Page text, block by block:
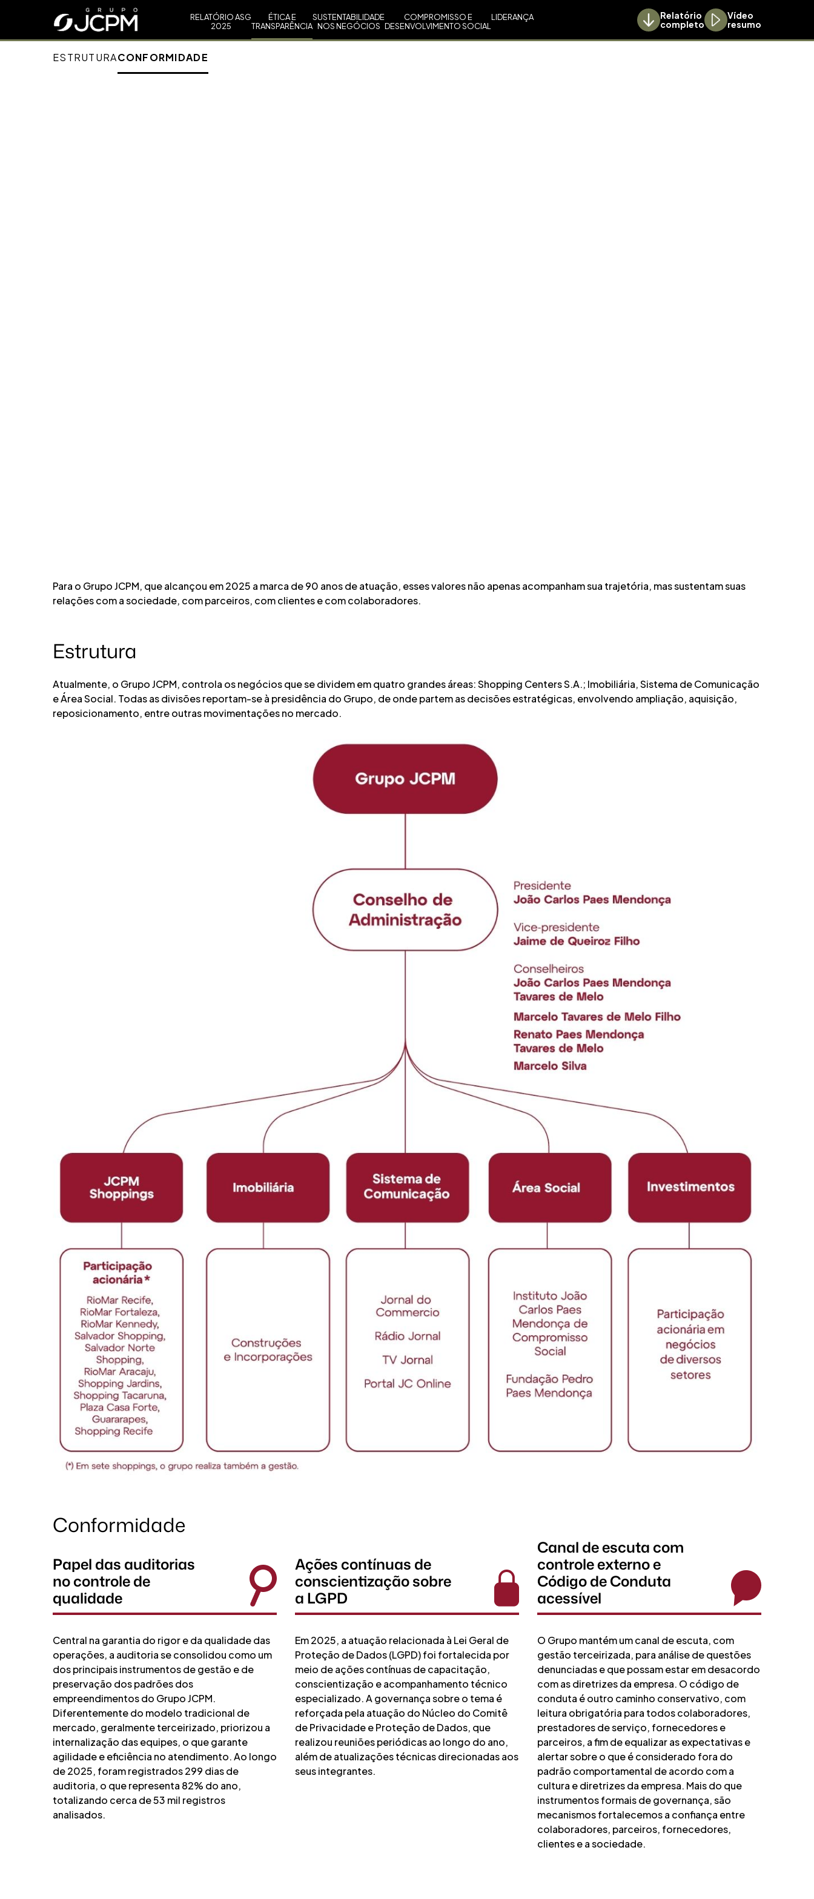
RELATÓRIO ASG
2025
ÉTICA E
TRANSPARÊNCIA
SUSTENTABILIDADE
NOS NEGÓCIOS
COMPROMISSO E
DESENVOLVIMENTO SOCIAL
LIDERANÇA
Relatório
completo
Vídeo
resumo
RELATÓRIO ASG 2025
ÉTICA E TRANSPARÊNCIA
ESTRUTURACONFORMIDADE
Para o Grupo JCPM, que alcançou em 2025 a marca de 90 anos de atuação, esses valores não apenas acompanham sua trajetória, mas sustentam suas
relações com a sociedade, com parceiros, com clientes e com colaboradores.
Estrutura
Atualmente, o Grupo JCPM, controla os negócios que se dividem em quatro grandes áreas: Shopping Centers S.A.; Imobiliária, Sistema de Comunicação
e Área Social. Todas as divisões reportam-se à presidência do Grupo, de onde partem as decisões estratégicas, envolvendo ampliação, aquisição,
reposicionamento, entre outras movimentações no mercado.
Conformidade
Papel das auditorias
no controle de
qualidade
Central na garantia do rigor e da qualidade das
operações, a auditoria se consolidou como um
dos principais instrumentos de gestão e de
preservação dos padrões dos
empreendimentos do Grupo JCPM.
Diferentemente do modelo tradicional de
mercado, geralmente terceirizado, priorizou a
internalização das equipes, o que garante
agilidade e eficiência no atendimento. Ao longo
de 2025, foram registrados 299 dias de
auditoria, o que representa 82% do ano,
totalizando cerca de 53 mil registros
analisados.
Ações contínuas de
conscientização sobre
a LGPD
Em 2025, a atuação relacionada à Lei Geral de
Proteção de Dados (LGPD) foi fortalecida por
meio de ações contínuas de capacitação,
conscientização e acompanhamento técnico
especializado. A governança sobre o tema é
reforçada pela atuação do Núcleo do Comitê
de Privacidade e Proteção de Dados, que
realizou reuniões periódicas ao longo do ano,
além de atualizações técnicas direcionadas aos
seus integrantes.
Canal de escuta com
controle externo e
Código de Conduta
acessível
O Grupo mantém um canal de escuta, com
gestão terceirizada, para análise de questões
denunciadas e que possam estar em desacordo
com as diretrizes da empresa. O código de
conduta é outro caminho conservativo, com
leitura obrigatória para todos colaboradores,
prestadores de serviço, fornecedores e
parceiros, a fim de equalizar as expectativas e
alertar sobre o que é considerado fora do
padrão comportamental de acordo com a
cultura e diretrizes da empresa. Mais do que
instrumentos formais de governança, são
mecanismos fortalecemos a confiança entre
colaboradores, parceiros, fornecedores,
clientes e a sociedade.